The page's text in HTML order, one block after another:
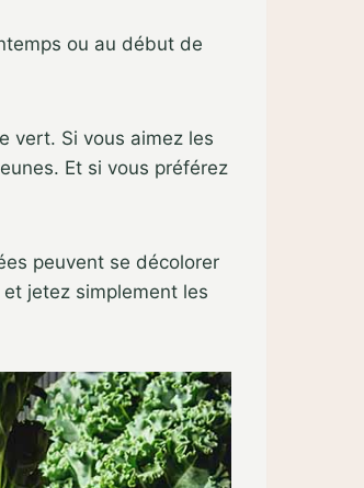
ou au début de
vert. Si vous aimez les
Et si vous préférez
peuvent se décolorer
jetez simplement les